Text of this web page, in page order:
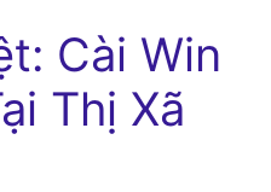
Cài Win
Thị Xã